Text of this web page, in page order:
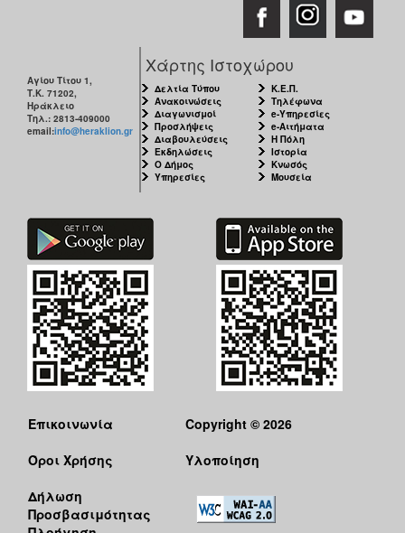
Αγίου Τίτου 1,
Τ.Κ. 71202,
Ηράκλειο
Τηλ.: 2813-409000
email:info@heraklion.gr
Χάρτης Ιστοχώρου
Δελτία Τύπου
Ανακοινώσεις
Διαγωνισμοί
Προσλήψεις
Διαβουλεύσεις
Εκδηλώσεις
Ο Δήμος
Υπηρεσίες
Κ.Ε.Π.
Τηλέφωνα
e-Υπηρεσίες
e-Αιτήματα
Η Πόλη
Ιστορία
Κνωσός
Μουσεία
Επικοινωνία
Όροι Χρήσης
Δήλωση
Προσβασιμότητας
Copyright © 2026
Υλοποίηση